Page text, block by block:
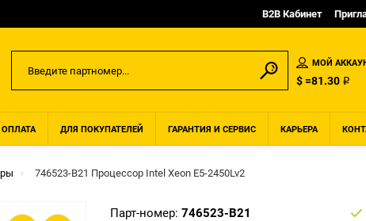
B2B Кабинет
МОЙ
$ =81.30 ₽
ДЛЯ ПОКУПАТЕЛЕЙ ГАРАНТИЯ И СЕРВИС КАРЬЕРА
746523-B21 Процессор Intel Xeon E5-2450Lv2
Парт-номер: 746523-B21